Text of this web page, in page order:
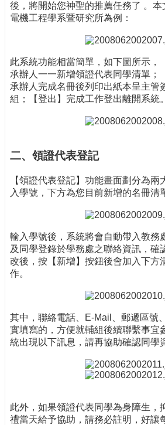
後，將開始您神聖的推薦任務了 。本
電機工程學系暨研究所為例：
此系統功能相當簡單，如下圖所示，
承辦人一一新增領證代表同學清單；
承辦人完成名冊後列印出紙本呈主管
組；【登出】完成工作登出離開系統。
二、領證代表登記
【領證代表登記】功能畫面劃分為兩
入學號，下方為您目前新增的名冊清
輸入學號後，系統將會自動帶入教務
及同學登錄於學務處之聯絡資訊，確
改後，按【新增】按鈕後會加入下方
作。
其中，聯絡電話、E-Mail、郵遞區號
實填寫的，方便就輔組後續聯繫事宜
統出現以下訊息，請再協助確認同學
此外，如果領證代表同學為身障生，
禮當天給予協助，請務必註明，好讓